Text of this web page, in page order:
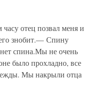
отец позвал меня и
знобит.— Спину
спина.Мы не очень
было прохладно, все
Мы накрыли отца